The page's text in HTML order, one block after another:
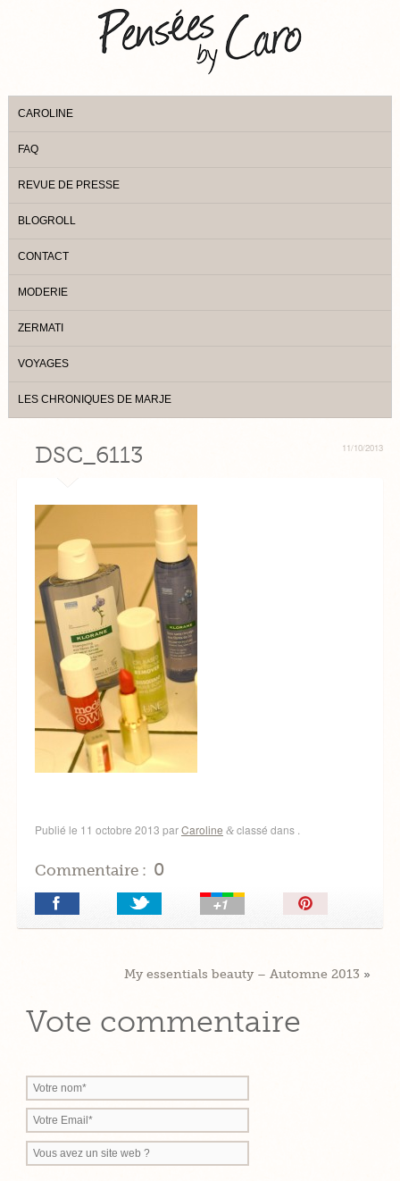
CAROLINE
FAQ
REVUE DE PRESSE
BLOGROLL
CONTACT
MODERIE
ZERMATI
VOYAGES
LES CHRONIQUES DE MARJE
11/10/2013
DSC_6113
Publié le 11 octobre 2013 parCaroline &classé dans .
Commentaire : 0
Épingler!
My essentials beauty – Automne 2013 »
Vote commentaire